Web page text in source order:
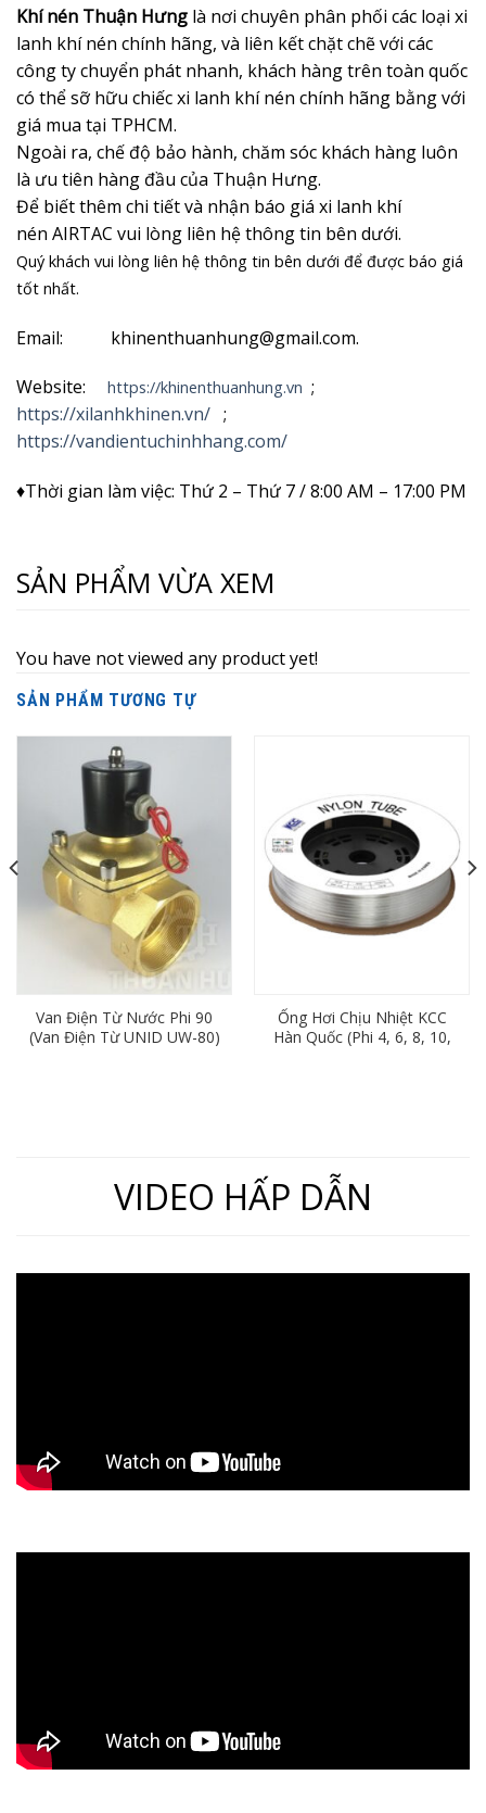
Khí nén Thuận Hưng là nơi chuyên phân phối các loại xi
lanh khí nén chính hãng, và liên kết chặt chẽ với các
công ty chuyển phát nhanh, khách hàng trên toàn quốc
có thể sỡ hữu chiếc xi lanh khí nén chính hãng bằng với
giá mua tại TPHCM.
Ngoài ra, chế độ bảo hành, chăm sóc khách hàng luôn
là ưu tiên hàng đầu của Thuận Hưng.
Để biết thêm chi tiết và nhận báo giá xi lanh khí
nén AIRTAC vui lòng liên hệ thông tin bên dưới.
Quý khách vui lòng liên hệ thông tin bên dưới để được báo giá
tốt nhất.
Email: khinenthuanhung@gmail.com.
Website: https://khinenthuanhung.vn ;
https://xilanhkhinen.vn/ ;
https://vandientuchinhhang.com/
♦Thời gian làm việc: Thứ 2 – Thứ 7 / 8:00 AM – 17:00 PM
SẢN PHẨM VỪA XEM
You have not viewed any product yet!
SẢN PHẨM TƯƠNG TỰ
Van Điện Từ Nước Phi 90
(Van Điện Từ UNID UW-80)
Ống Hơi Chịu Nhiệt KCC
Hàn Quốc (Phi 4, 6, 8, 10,
VIDEO HẤP DẪN